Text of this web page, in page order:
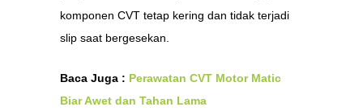
komponen CVT tetap kering dan tidak terjadi
slip saat bergesekan.
Baca Juga : Perawatan CVT Motor Matic
Biar Awet dan Tahan Lama